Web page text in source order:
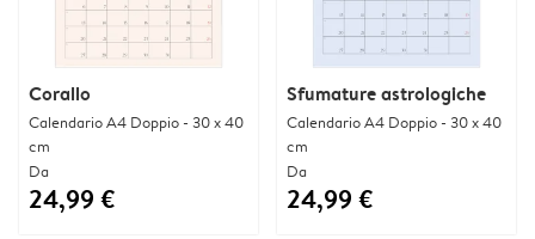
Corallo
Calendario A4 Doppio - 30 x 40
cm
Da
24,99 €
Sfumature astrologiche
Calendario A4 Doppio - 30 x 40
cm
Da
24,99 €